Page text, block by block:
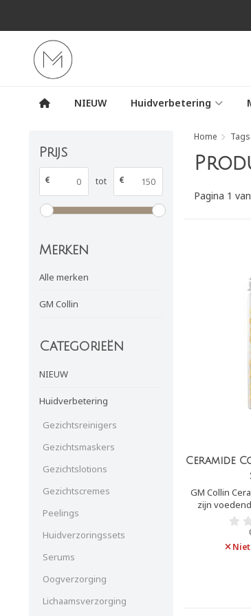
NIEUW Huidverbetering
Prijs
€ tot €
Merken
Alle merken
GM Collin
Categorieën
NIEUW
Huidverbetering
Gezichtsreinigers
Gezichtsmaskers
Gezichtslotions
Gezichtscremes
Peelings
Huidverzoringssets
Serums
Oogverzorging
Lichaamsverzorging
Home Tags
Pagina 1
Ceramide
GM Collin
zijn
capsules op
lipiden
Comfort
huidbarrière,
Niet